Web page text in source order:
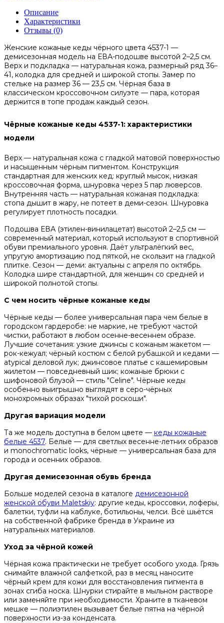
Описание
Характеристики
Отзывы (0)
Женские кожаные кеды чёрного цвета 4537-1 —
демисезонная модель на ЕВА-подошве высотой 2–2,5 см.
Верх и подкладка — натуральная кожа, размерный ряд 36–
41, колодка для средней и широкой стопы. Замер по
стельке на размер 36 — 23,5 см. Чёрная база в
классическом кроссовочном силуэте — пара, которая
держится в топе продаж каждый сезон.
Чёрные кожаные кеды 4537-1: характеристики
модели
Верх — натуральная кожа с гладкой матовой поверхностью
и насыщенным чёрным пигментом. Конструкция
стандартная для женских кед: круглый мысок, низкая
кроссовочная форма, шнуровка через 5 пар люверсов.
Внутренняя часть — натуральная кожаная подкладка:
стопа дышит в жару, не потеет в деми-сезон. Шнуровка
регулирует плотность посадки.
Подошва ЕВА (этилен-винилацетат) высотой 2–2,5 см —
современный материал, который используют в спортивной
обуви премиального уровня. Даёт ультралёгкий вес,
упругую амортизацию под пяткой, не скользит на гладкой
плитке. Сезон — деми: актуальны с апреля по октябрь.
Колодка шире стандартной, для женщин со средней и
широкой полнотой стопы.
С чем носить чёрные кожаные кеды
Чёрные кеды — более универсальная пара чем белые в
городском гардеробе: не маркие, не требуют частой
чистки, работают в любом осенне-весеннем образе.
Лучшие сочетания: узкие джинсы с кожаным жакетом —
рок-кежуал; чёрный костюм с белой рубашкой и кедами —
atypical деловой лук; джинсовое платье с кашемировым
жилетом — повседневный шик; кожаные брюки с
шифоновой блузой — стиль "Celine". Чёрные кеды
особенно выигрышно выглядят в серо-чёрных
монохромных образах "тихой роскоши".
Другая вариация модели
Та же модель доступна в белом цвете — кеды кожаные
белые 4537. Белые — для светлых весенне-летних образов
и monochromatic looks, чёрные — универсальная база для
города и осенних образов.
Другая демисезонная обувь бренда
Больше моделей сезона в каталоге демисезонной
женской обуви Maletskiy: другие кеды, кроссовки, лоферы,
балетки, туфли на каблуке, ботильоны, челси. Всё шьётся
на собственной фабрике бренда в Украине из
натуральных материалов.
Уход за чёрной кожей
Чёрная кожа практически не требует особого ухода. Грязь
снимайте влажной салфеткой, раз в месяц наносите
чёрный крем для кожи для восстановления пигмента в
зонах сгиба носка. Шнурки стирайте в мыльном растворе
или заменяйте при необходимости. Храните в тканевом
мешке — полиэтилен вызывает белые пятна на чёрной
поверхности из-за конденсата.